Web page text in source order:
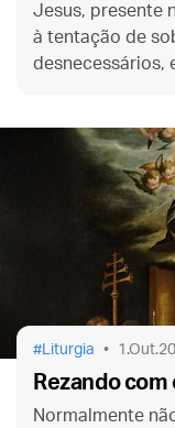
Jesus, presente
à tentação de
desnecessários,
Liturgia
Rezando
Normalmente